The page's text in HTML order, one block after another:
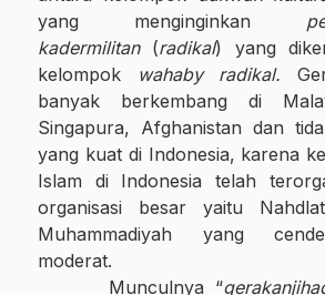
yang menginginkan
kadermilitan(radikal) yang
kelompok
wahaby radikal.
banyak berkembang di
Singapura, Afghanistan dan
yang kuat di Indonesia, karena
Islam di Indonesia telah
organisasi besar yaitu
Muhammadiyah yang
moderat.
Munculnya “gerakan